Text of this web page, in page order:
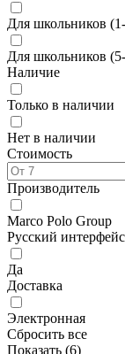
Для школьников
Для школьников
Наличие
Только в наличии
Нет в наличии
Стоимость
Производитель
Marco Polo Group
Русский интерфейс
Да
Доставка
Электронная
Сбросить все
Показать (6)